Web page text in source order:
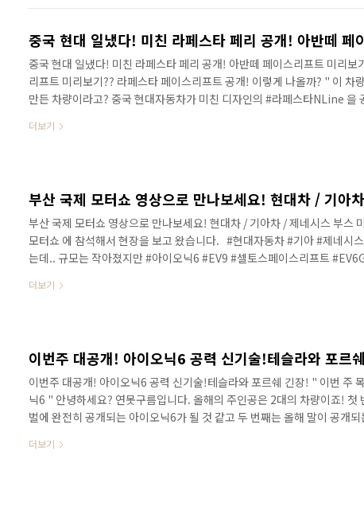
장과 다르게 인도 시장은 일본차가 점령하고 있었지만 현대와 기아가 판
중국 현대 일냈다! 미친 라페스타 페리 공개! 아반떼 페이스리프트 미리보
리프트 미리보기?? 라페스타 페이스리프트 공개! 이렇게 나올까? " 이 차
만든 차량이라고? 중국 현대자동차가 미친 디자인의 #라페스타NLine 을
잘 만들었다는 차량이 몇 대 있죠? 대표 차량이 #G80 원조인 제네시스인데
더보기
부산 국제 모터쇼 영상으로 만나보세요! 현대차 / 기아차 / 제네시스 부스
모터쇼 에 참석해서 현장을 보고 왔습니다. ​ ​ #현대자동차 #기아 #제네시
는데.. ​규모는 작아졌지만 #아이오닉6 #EV9 #셀토스페이스리프트
나보세요! 새로운 신차정보를 빠르게 만나는 방법 신차정보 연못구름 "구
더보기
이번주 대공개! 아이오닉6 공력 신기술!테슬라와 포르
이번주 대공개! 아이오닉6 공력 신기술!테슬라와 포르쉐 긴장! " 이번 주
닉6 " 안녕하세요? 연못구름입니다. 올해의 주인공은 2대의 차량이죠! 첫
벌에 완전히 공개되는 아이오닉6가 될 것 같고 두 번째는 올해 말이 공개
첫 번째 주인공은 이번주 목요일이죠?부산국제모토쇼를 통해서 공개가 되
더보기